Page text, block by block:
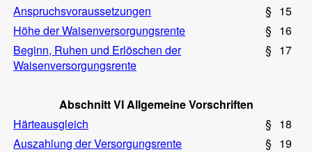
Anspruchsvoraussetzungen
§ 15
Höhe der Waisenversorgungsrente
§ 16
Beginn, Ruhen und Erlöschen der
Waisenversorgungsrente
§ 17
Abschnitt VI Allgemeine Vorschriften
Härteausgleich
§ 18
Auszahlung der Versorgungsrente
§ 19